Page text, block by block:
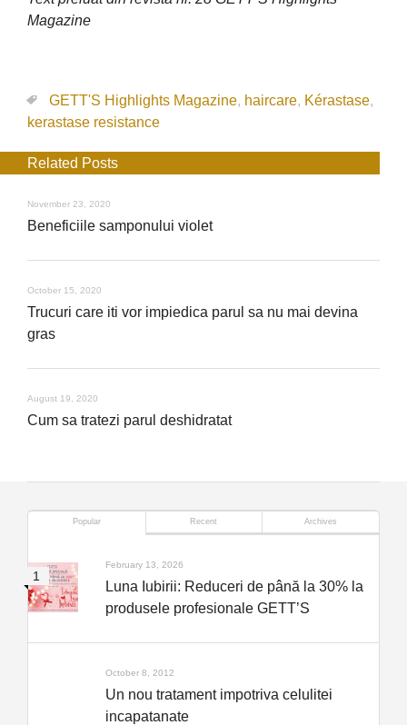
Magazine
GETT'S Highlights Magazine, haircare, Kérastase,
kerastase resistance
Related Posts
November 23, 2020
Beneficiile samponului violet
October 15, 2020
Trucuri care iti vor impiedica parul sa nu mai devina
gras
August 19, 2020
Cum sa tratezi parul deshidratat
Popular Recent Archives
February 13, 2026
Luna Iubirii: Reduceri de până la 30% la
produsele profesionale GETT’S
October 8, 2012
Un nou tratament impotriva celulitei
incapatanate